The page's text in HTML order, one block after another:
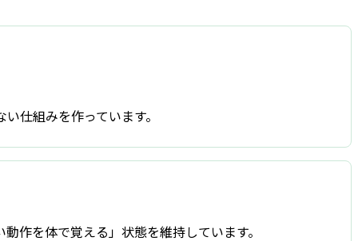
仕組みを作っています。
作を体で覚える」状態を維持しています。